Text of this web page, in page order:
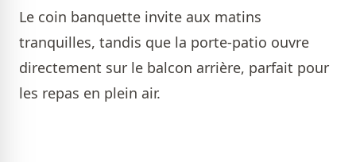
Le coin banquette invite aux matins
tranquilles, tandis que la porte-patio ouvre
directement sur le balcon arrière, parfait pour
les repas en plein air.